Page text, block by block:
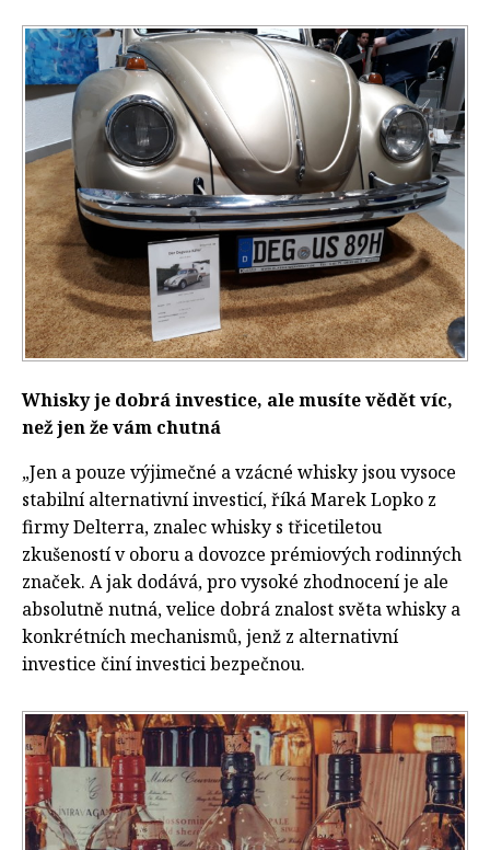
Whisky je dobrá investice, ale musíte vědět víc,
než jen že vám chutná
„Jen a pouze výjimečné a vzácné whisky jsou vysoce
stabilní alternativní investicí, říká Marek Lopko z
firmy Delterra, znalec whisky s třicetiletou
zkušeností v oboru a dovozce prémiových rodinných
značek. A jak dodává, pro vysoké zhodnocení je ale
absolutně nutná, velice dobrá znalost světa whisky a
konkrétních mechanismů, jenž z alternativní
investice činí investici bezpečnou.